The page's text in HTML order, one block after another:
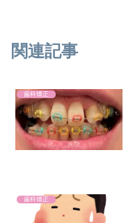
関連記事
歯科矯正
歯科矯正